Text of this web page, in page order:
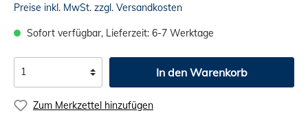
Preise inkl. MwSt. zzgl. Versandkosten
Sofort verfügbar, Lieferzeit: 6-7 Werktage
In den Warenkorb
Zum Merkzettel hinzufügen